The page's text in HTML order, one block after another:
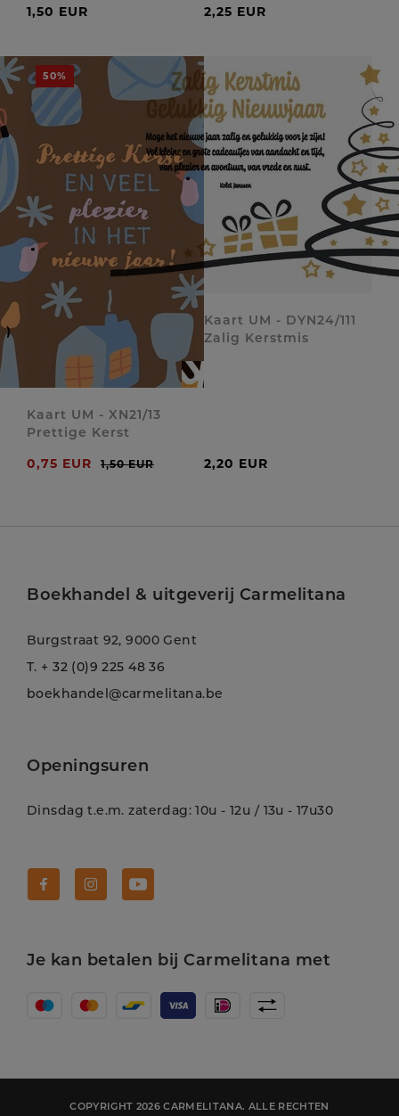
1,50 EUR
2,25 EUR
50%
Kaart UM - XN21/13
Prettige Kerst
0,75 EUR
1,50 EUR
Kaart UM - DYN24/111
Zalig Kerstmis
2,20 EUR
Boekhandel & uitgeverij Carmelitana
Burgstraat 92, 9000 Gent
T. + 32 (0)9 225 48 36
boekhandel@carmelitana.be
Openingsuren
Dinsdag t.e.m. zaterdag: 10u - 12u / 13u - 17u30
Je kan betalen bij Carmelitana met
COPYRIGHT 2026 CARMELITANA. ALLE RECHTEN